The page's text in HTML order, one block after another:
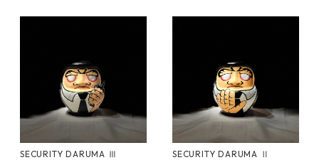
SECURITY DARUMA Ⅲ SECURITY DARUMA Ⅱ